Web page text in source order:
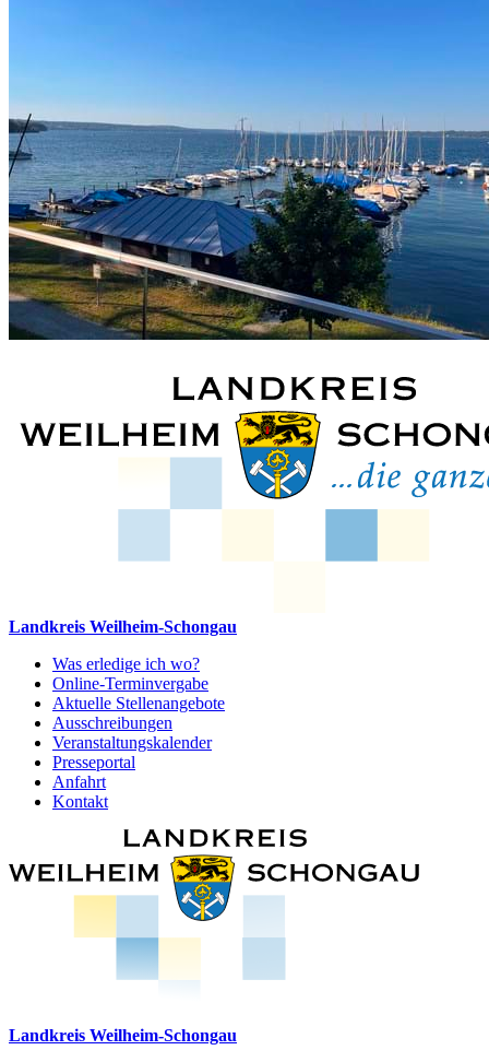
Landkreis Weilheim-Schongau
Was erledige ich wo?
Online-Terminvergabe
Aktuelle Stellenangebote
Ausschreibungen
Veranstaltungskalender
Presseportal
Anfahrt
Kontakt
Landkreis Weilheim-Schongau